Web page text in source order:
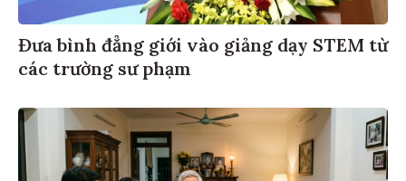
Đưa bình đẳng giới vào giảng dạy STEM từ
các trường sư phạm